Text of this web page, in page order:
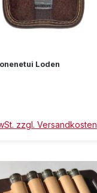
Loden
zzgl. Versandkosten